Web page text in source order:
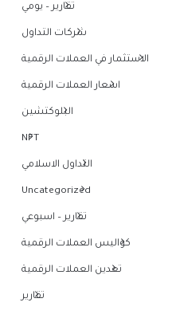
تقارير – يومي
شركات التداول
الاستثمار في العملات الرقمية
اسعار العملات الرقمية
البلوكتشين
NFT
التداول الاسلامي
Uncategorized
تقارير – اسبوعي
كواليس العملات الرقمية
تعدين العملات الرقمية
تقارير